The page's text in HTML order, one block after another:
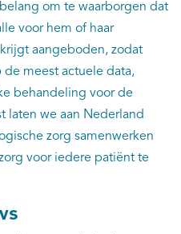
om te waarborgen dat
voor hem of haar
aangeboden, zodat
de meest actuele data,
behandeling voor de
laten we aan Nederland
zorg samenwerken
voor iedere patiënt te